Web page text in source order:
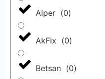
Aiper (0)
AkFix (0)
Betsan (0)